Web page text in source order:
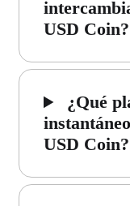
USD Coin?
¿Qué
USD Coin?